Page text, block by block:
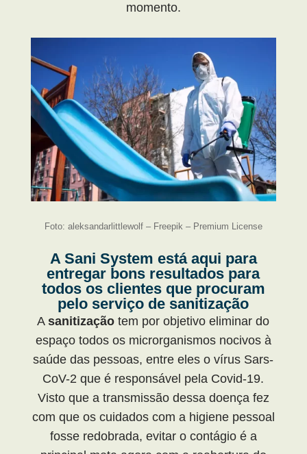
momento.
Foto: aleksandarlittlewolf – Freepik – Premium License
A Sani System está aqui para
entregar bons resultados para
todos os clientes que procuram
pelo serviço de sanitização
Asanitização tem por objetivo eliminar do
espaço todos os microrganismos nocivos à
saúde das pessoas, entre eles o vírus Sars-
CoV-2 que é responsável pela Covid-19.
Visto que a transmissão dessa doença fez
com que os cuidados com a higiene pessoal
fosse redobrada, evitar o contágio é a